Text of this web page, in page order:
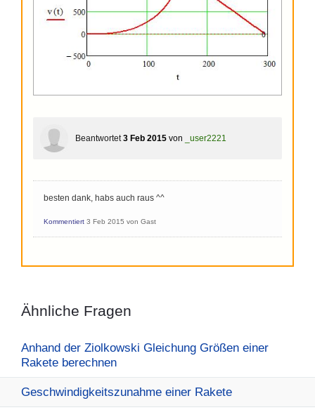
Beantwortet 3 Feb 2015 von _user2221
besten dank, habs auch raus ^^
Kommentiert 3 Feb 2015 von Gast
Ähnliche Fragen
Anhand der Ziolkowski Gleichung Größen einer
Rakete berechnen
Geschwindigkeitszunahme einer Rakete